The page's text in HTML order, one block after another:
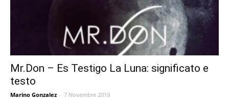
Mr.Don – Es Testigo La Luna: significato e
testo
Marino Gonzalez - 7 Novembre 2019